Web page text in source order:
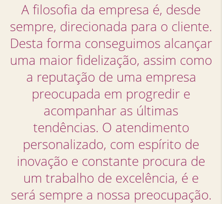
A filosofia da empresa é, desde
sempre, direcionada para o cliente.
Desta forma conseguimos alcançar
uma maior fidelização, assim como
a reputação de uma empresa
preocupada em progredir e
acompanhar as últimas
tendências. O atendimento
personalizado, com espírito de
inovação e constante procura de
um trabalho de excelência, é e
será sempre a nossa preocupação.